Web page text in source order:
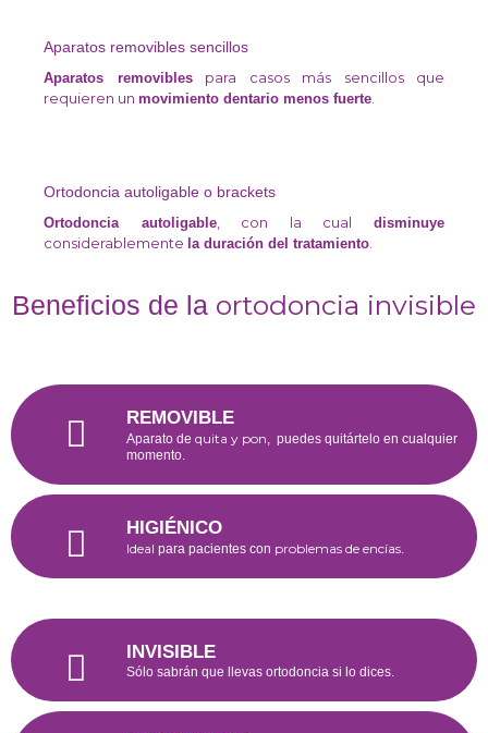
Aparatos removibles sencillos
Aparatos removiblespara casos más sencillos que
requieren un movimiento dentario menos fuerte
Ortodoncia autoligable o brackets
Ortodoncia autoligable, con la cualdisminuye
considerablemente la duración del tratamiento
Beneficios de la ortodoncia invisible
REMOVIBLE
Aparato de quita y pon , puedes quitártelo en cualquier
momento.
HIGIÉNICO
Ideal para pacientes con problemas de encías.
INVISIBLE
Sólo sabrán que llevas ortodoncia si lo dices.